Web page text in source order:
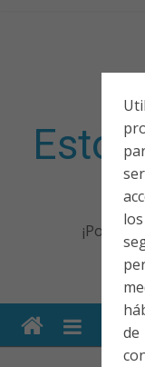
Esto
¡Porque